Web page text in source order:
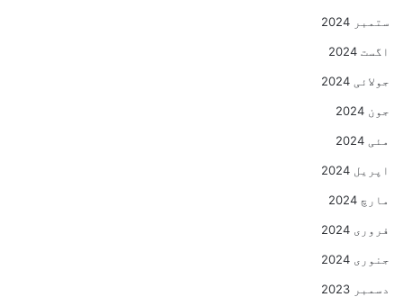
ستمبر 2024
اگست 2024
جولائی 2024
جون 2024
مئی 2024
اپریل 2024
مارچ 2024
فروری 2024
جنوری 2024
دسمبر 2023